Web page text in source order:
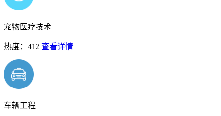
宠物医疗技术
热度：412 查看详情
车辆工程